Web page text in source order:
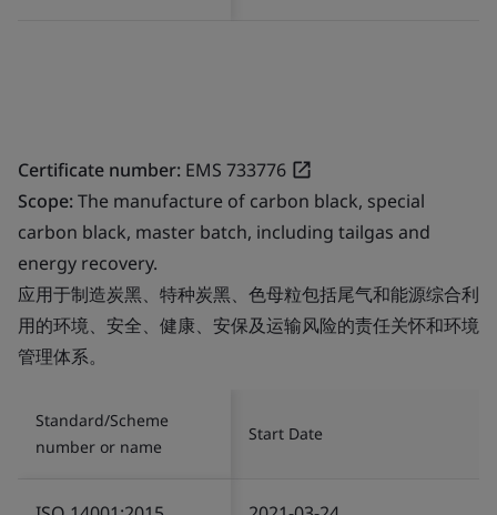
Certificate number: EMS 733776
Scope:The manufacture of carbon black, special
carbon black, master batch, including tailgas and
energy recovery.
应用于制造炭黑、特种炭黑、色母粒包括尾气和能源综合利
用的环境、安全、健康、安保及运输风险的责任关怀和环境
管理体系。
Standard/Scheme
number or name
Start Date